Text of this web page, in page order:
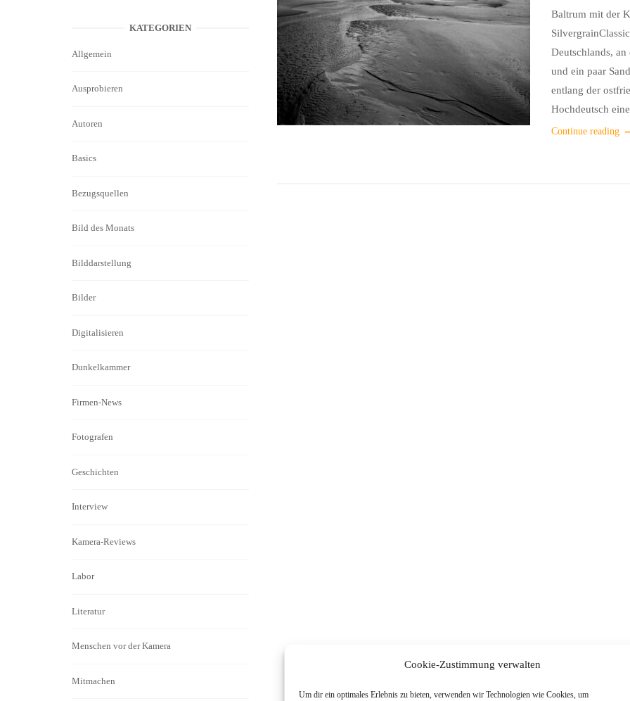
Cookie-Zustimmung verwalten
Um dir ein optimales Erlebnis zu bieten, verwenden wir Technologien wie Cookies, um
Baltrum mit der
Deutschlands,
und ein paar
entlang der
Hochdeutsch
Continue reading
KATEGORIEN
Allgemein
Ausprobieren
Autoren
Basics
Bezugsquellen
Bild des Monats
Bilddarstellung
Bilder
Digitalisieren
Dunkelkammer
Firmen-News
Fotografen
Geschichten
Interview
Kamera-Reviews
Labor
Literatur
Menschen vor der Kamera
Mitmachen